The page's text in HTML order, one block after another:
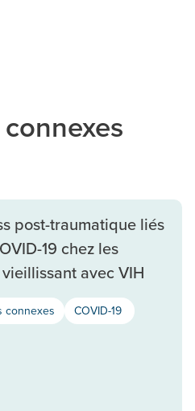
post-traumatique liés
19 chez les
avec VIH
connexes
COVID-19